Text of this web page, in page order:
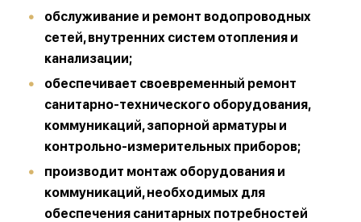
обслуживание и ремонт водопроводных
сетей, внутренних систем отопления и
канализации;
обеспечивает своевременный ремонт
санитарно-технического оборудования,
коммуникаций, запорной арматуры и
контрольно-измерительных приборов;
производит монтаж оборудования и
коммуникаций, необходимых для
обеспечения санитарных потребностей